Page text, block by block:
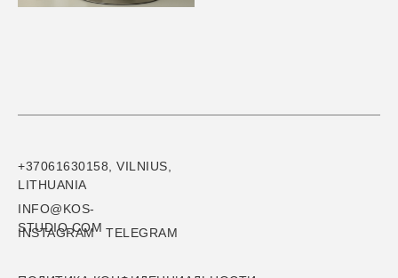
INFO@KOS-
STUDIO.COM
INSTAGRAM
+37061630158, VILNIUS,
LITHUANIA
TELEGRAM